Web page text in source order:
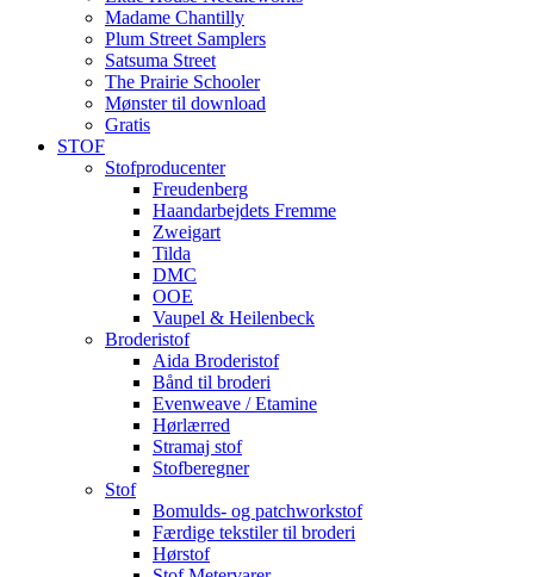
Madame Chantilly
Plum Street Samplers
Satsuma Street
The Prairie Schooler
Mønster til download
Gratis
STOF
Stofproducenter
Freudenberg
Haandarbejdets Fremme
Zweigart
Tilda
DMC
OOE
Vaupel & Heilenbeck
Broderistof
Aida Broderistof
Bånd til broderi
Evenweave / Etamine
Hørlærred
Stramaj stof
Stofberegner
Stof
Bomulds- og patchworkstof
Færdige tekstiler til broderi
Hørstof